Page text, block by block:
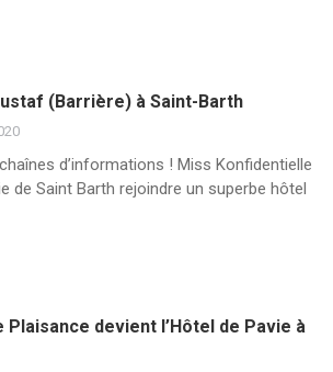
(Barrière) à Saint-Barth
d’informations ! Miss Konfidentielle
de Saint Barth rejoindre un superbe hôtel
devient l’Hôtel de Pavie à